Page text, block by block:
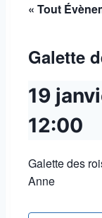
« Tout
Galette
19
12:00
Galette des
Anne